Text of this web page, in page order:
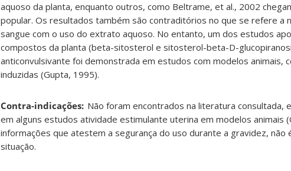
aquoso da planta, enquanto outros, como Beltrame, et al., 2002
popular. Os resultados também são contraditórios no que se refere a
sangue com o uso do extrato aquoso. No entanto, um dos estudos
compostos da planta (beta-sitosterol e sitosterol-beta-D-
anticonvulsivante foi demonstrada em estudos com modelos animais,
induzidas (Gupta, 1995).
Contra-indicações: Não foram encontrados na literatura
em alguns estudos atividade estimulante uterina em modelos animais
informações que atestem a segurança do uso durante a gravidez, não
situação.